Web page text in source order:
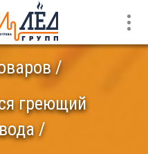
греющий